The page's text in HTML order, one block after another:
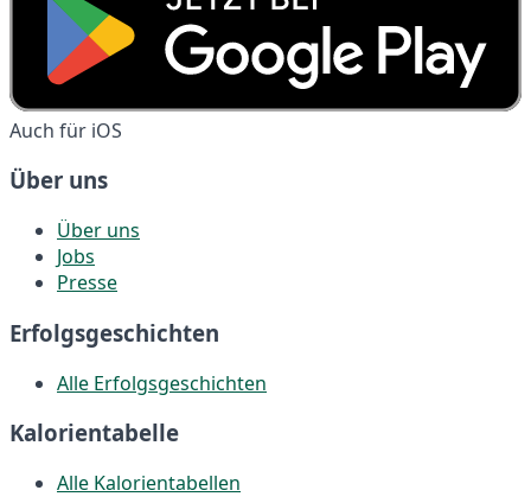
Auch für iOS
Über uns
Über uns
Jobs
Presse
Erfolgsgeschichten
Alle Erfolgsgeschichten
Kalorientabelle
Alle Kalorientabellen